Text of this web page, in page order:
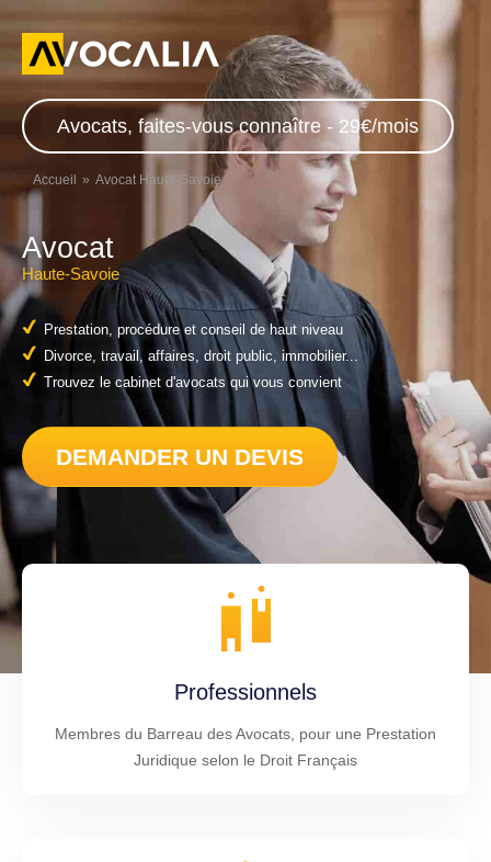
Avocats, faites-vous connaître - 29€/mois
Accueil Avocat Haute-Savoie
Avocat
Haute-Savoie
Prestation, procédure et conseil de haut niveau
Divorce, travail, affaires, droit public, immobilier...
Trouvez le cabinet d'avocats qui vous convient
DEMANDER UN DEVIS
Professionnels
Membres du Barreau des Avocats, pour une Prestation
Juridique selon le Droit Français